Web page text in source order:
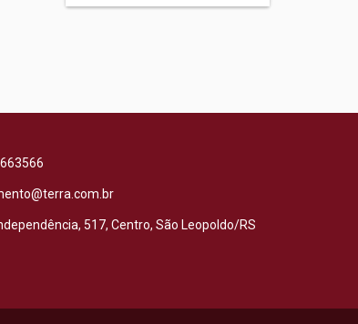
517, Centro, São Leopoldo/RS